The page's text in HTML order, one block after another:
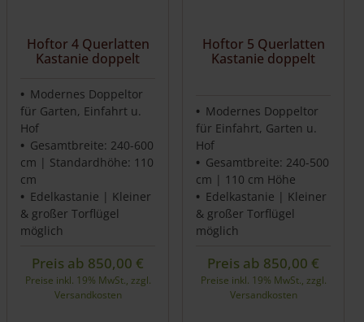
Hoftor 4 Querlatten
Kastanie doppelt
Modernes Doppeltor
für Garten, Einfahrt u.
Hof
Gesamtbreite: 240-600
cm | Standardhöhe: 110
cm
Edelkastanie | Kleiner
& großer Torflügel
möglich
Preis ab 850,00 €
Preise inkl. 19% MwSt., zzgl.
Versandkosten
Hoftor 5 Querlatten
Kastanie doppelt
Modernes Doppeltor
für Einfahrt, Garten u.
Hof
Gesamtbreite: 240-500
cm | 110 cm Höhe
Edelkastanie | Kleiner
& großer Torflügel
möglich
Preis ab 850,00 €
Preise inkl. 19% MwSt., zzgl.
Versandkosten